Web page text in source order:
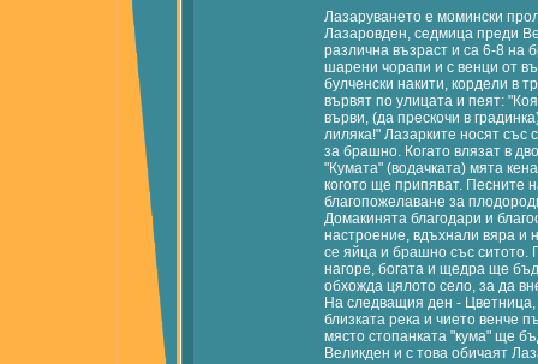
Лазаруването е момински
Лазаровден, седмица преди
различна възраст и са 6-8 на
шарени чорапи и с венци от
булченски накити, кордели в
вървят по улицата и пеят:
върви, (да прескочи в
лиляка!" Лазарките носят със
за брашно. Когато влязат в
"Кумата" (водачката) мята
когото ще припяват. Песните
благопожелаване за
Домакинята благодари и
настроение, вдъхнали вяра и
се яйца и брашно със ситото.
нагоре, богата и щедра ще
обхожда цялото село, за да
На следващия ден - Цветница,
близката река и чието венче
място стопанката "кума" ще
Великден и с това обичаят